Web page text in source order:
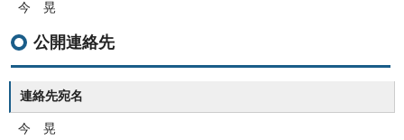
今 晃
公開連絡先
連絡先宛名
今 晃